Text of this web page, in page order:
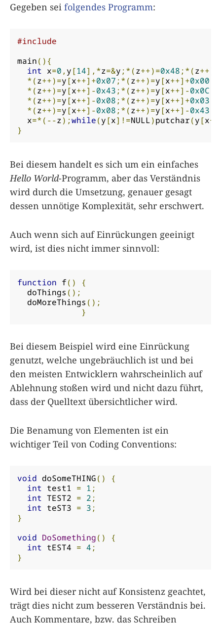
Gegeben sei folgendes Programm:
#include
main(){
int x=0 , y[14],*z=&y ;*(z++)=0x48 ;*(z++)=
*(z++)=y[x++]+0x07 ;*(z++)=y[x++]+0x00
*(z++)=y[x++]-0x43 ;*(z++)=y[x++]-0x0C
*(z++)=y[x++]-0x08 ;*(z++)=y[x++]+0x03
*(z++)=y[x++]-0x08 ;*(z++)=y[x++]-0x43
  x
=*(--z);while(y[x]!=NULL)putchar(y[x
}
Bei diesem handelt es sich um ein einfaches
Hello World-Programm, aber das Verständnis
wird durch die Umsetzung, genauer gesagt
dessen unnötige Komplexität, sehr erschwert.
Auch wenn sich auf Einrückungen geeinigt
wird, ist dies nicht immer sinnvoll:
function f()
{
  doThings
();
  doMoreThings
();
}
Bei diesem Beispiel wird eine Einrückung
genutzt, welche ungebräuchlich ist und bei
den meisten Entwicklern wahrscheinlich auf
Ablehnung stoßen wird und nicht dazu führt,
dass der Quelltext übersichtlicher wird.
Die Benamung von Elementen ist ein
wichtiger Teil von Coding Conventions:
void doSomeTHING()
{
int test1 = 1 ;
int TEST2 = 2 ;
int teST3 = 3 ;
}
void DoSomething()
{
int tEST4 = 4 ;
}
Wird bei dieser nicht auf Konsistenz geachtet,
trägt dies nicht zum besseren Verständnis bei.
Auch Kommentare, bzw. das Schreiben